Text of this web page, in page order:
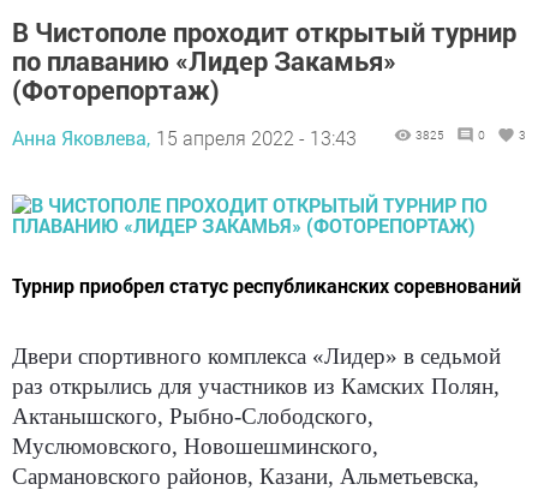
В Чистополе проходит открытый турнир
по плаванию «Лидер Закамья»
(Фоторепортаж)
Анна Яковлева, 15 апреля 2022 - 13:43 3825 0 3
Турнир приобрел статус республиканских соревнований
Двери спортивного комплекса «Лидер» в седьмой
раз открылись для участников из Камских Полян,
Актанышского, Рыбно-Слободского,
Муслюмовского, Новошешминского,
Сармановского районов, Казани, Альметьевска,